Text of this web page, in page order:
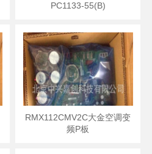
PC1133-55(B)
RMX112CMV2C大金空调变
频P板